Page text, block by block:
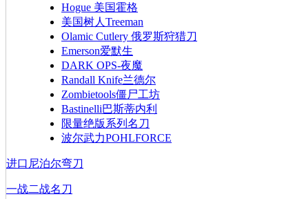
Hogue 美国霍格
美国树人Treeman
Olamic Cutlery 俄罗斯狩猎刀
Emerson爱默生
DARK OPS-夜魔
Randall Knife兰德尔
Zombietools僵尸工坊
Bastinelli巴斯蒂内利
限量绝版系列名刀
波尔武力POHLFORCE
进口尼泊尔弯刀
一战二战名刀